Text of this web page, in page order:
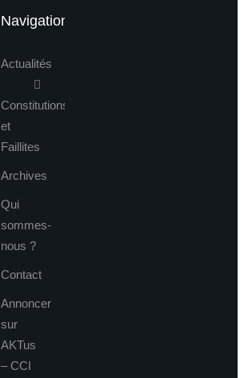
Navigation
Actualités
Constitutions
et
Faillites
Archives
Qui
sommes-
nous ?
Contact
Annoncer
sur
AKTus
– CCI